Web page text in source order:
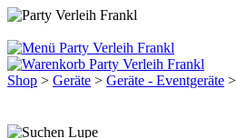
Shop > Geräte > Geräte - Eventgeräte >